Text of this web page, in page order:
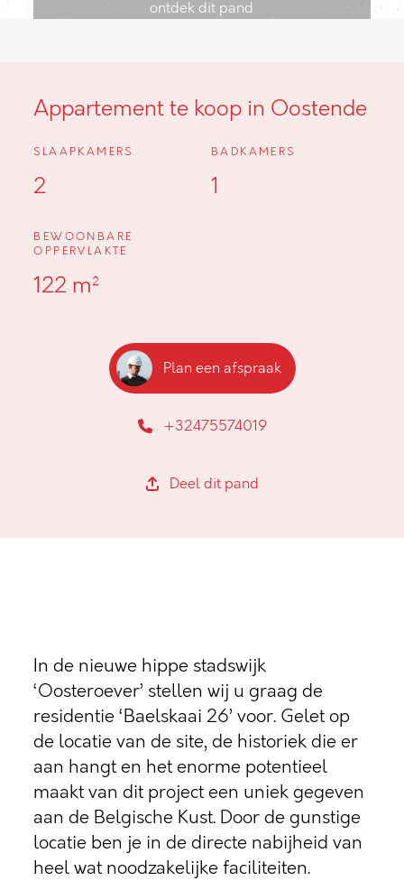
ontdek dit pand
Appartement te koop in Oostende
SLAAPKAMERS
2
BADKAMERS
1
BEWOONBARE
OPPERVLAKTE
122 m²
Plan een afspraak
+32475574019
Deel dit pand
In de nieuwe hippe stadswijk
‘Oosteroever’ stellen wij u graag de
residentie ‘Baelskaai 26’ voor. Gelet op
de locatie van de site, de historiek die er
aan hangt en het enorme potentieel
maakt van dit project een uniek gegeven
aan de Belgische Kust. Door de gunstige
locatie ben je in de directe nabijheid van
heel wat noodzakelijke faciliteiten.